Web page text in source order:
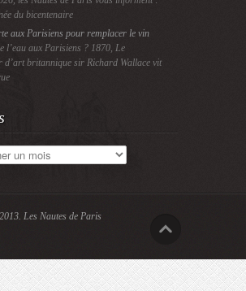
du bicentenaire
aux Parisiens pour remplacer le vin
l’eau aux Parisiens ? 1870, Le
d’art britannique sir Richard Wallace vit
Les Nautes de Paris